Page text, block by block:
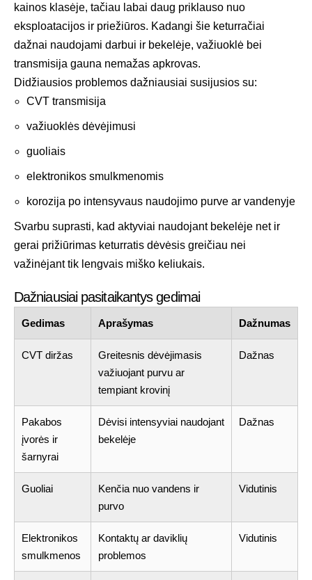
kainos klasėje, tačiau labai daug priklauso nuo
eksploatacijos ir priežiūros. Kadangi šie keturračiai
dažnai naudojami darbui ir bekelėje, važiuoklė bei
transmisija gauna nemažas apkrovas.
Didžiausios problemos dažniausiai susijusios su:
CVT transmisija
važiuoklės dėvėjimusi
guoliais
elektronikos smulkmenomis
korozija po intensyvaus naudojimo purve ar vandenyje
Svarbu suprasti, kad aktyviai naudojant bekelėje net ir
gerai prižiūrimas keturratis dėvėsis greičiau nei
važinėjant tik lengvais miško keliukais.
Dažniausiai pasitaikantys gedimai
Gedimas Aprašymas Dažnumas
CVT diržas
Greitesnis dėvėjimasis
važiuojant purvu ar
tempiant krovinį
Dažnas
Pakabos
įvorės ir
šarnyrai
Dėvisi intensyviai naudojant
bekelėje
Dažnas
Guoliai
Kenčia nuo vandens ir
purvo
Vidutinis
Elektronikos
smulkmenos
Kontaktų ar daviklių
problemos
Vidutinis